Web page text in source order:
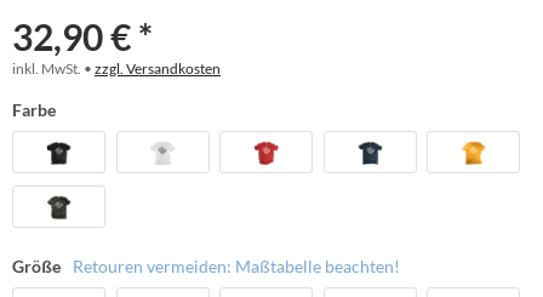
32,90 € *
inkl. MwSt. • zzgl. Versandkosten
Farbe
Größe Retouren vermeiden: Maßtabelle beachten!